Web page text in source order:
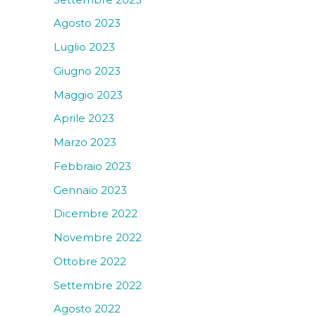
Agosto 2023
Luglio 2023
Giugno 2023
Maggio 2023
Aprile 2023
Marzo 2023
Febbraio 2023
Gennaio 2023
Dicembre 2022
Novembre 2022
Ottobre 2022
Settembre 2022
Agosto 2022